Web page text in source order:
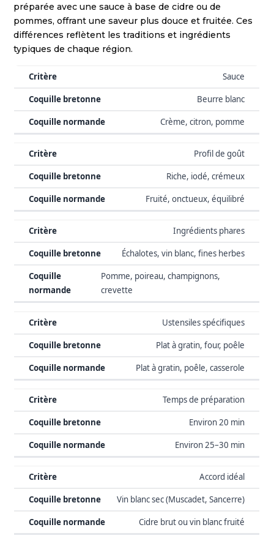
préparée avec une sauce à base de cidre ou de
pommes, offrant une saveur plus douce et fruitée. Ces
différences reflètent les traditions et ingrédients
typiques de chaque région.
Sauce
Beurre blanc
Crème, citron, pomme
Profil de goût
Riche, iodé, crémeux
Fruité, onctueux, équilibré
Ingrédients phares
Échalotes, vin blanc, fines herbes
Pomme, poireau, champignons,
crevette
Ustensiles spécifiques
Plat à gratin, four, poêle
Plat à gratin, poêle, casserole
Temps de préparation
Environ 20 min
Environ 25–30 min
Accord idéal
Vin blanc sec (Muscadet, Sancerre)
Cidre brut ou vin blanc fruité